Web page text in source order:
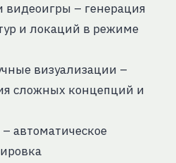
– генерация
и локаций в режиме
визуализации –
сложных концепций и
автоматическое